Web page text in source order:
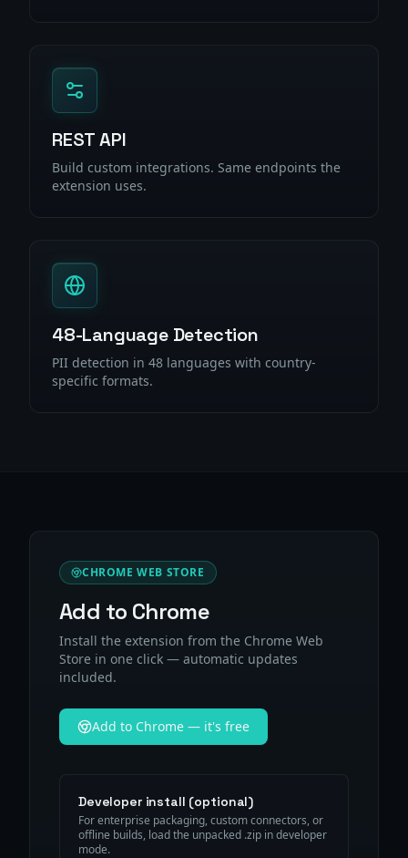
REST API
Build custom integrations. Same endpoints the
extension uses.
48-Language Detection
PII detection in 48 languages with country-
specific formats.
CHROME WEB STORE
Add to Chrome
Install the extension from the Chrome Web
Store in one click — automatic updates
included.
Add to Chrome — it's free
Developer install (optional)
For enterprise packaging, custom connectors, or
offline builds, load the unpacked .zip in developer
mode.